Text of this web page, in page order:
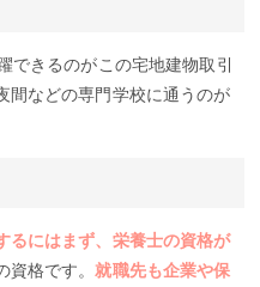
できるのがこの宅地建物取引
間などの専門学校に通うのが
るにはまず、栄養士の資格が
資格です。就職先も企業や保